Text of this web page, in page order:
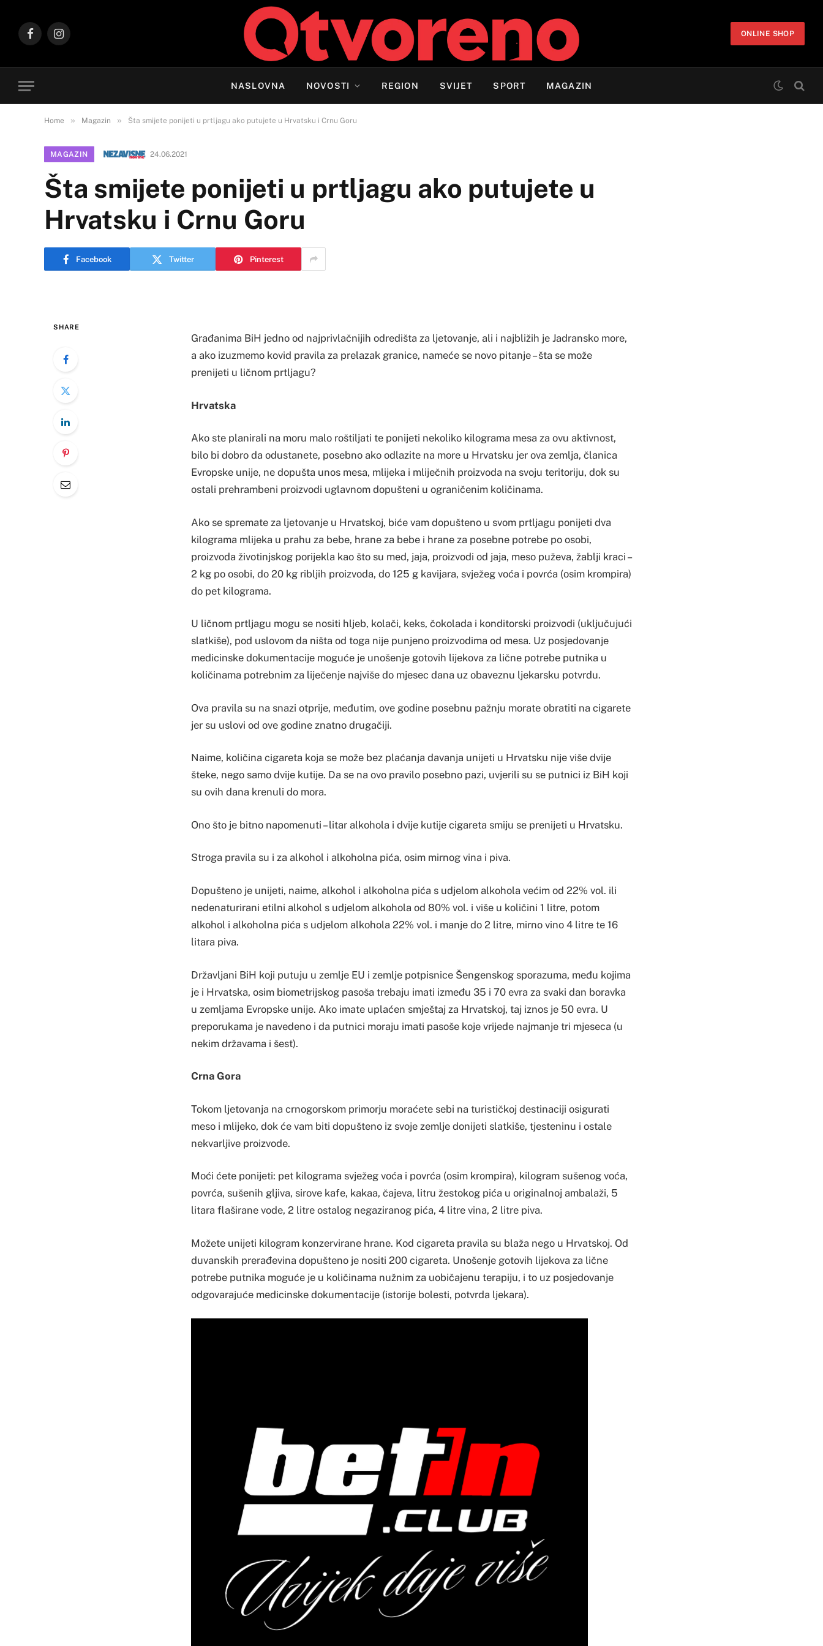
FacebookInstagram
ONLINE SHOP
NASLOVNA NOVOSTI REGION SVIJET SPORT MAGAZIN
Home » Magazin » Šta smijete ponijeti u prtljagu ako putujete u Hrvatsku i Crnu Goru
MAGAZIN 24.06.2021
Šta smijete ponijeti u prtljagu ako putujete u
Hrvatsku i Crnu Goru
Facebook Twitter Pinterest
SHARE
Građanima BiH jedno od najprivlačnijih odredišta za ljetovanje, ali i najbližih je Jadransko more,
a ako izuzmemo kovid pravila za prelazak granice, nameće se novo pitanje – šta se može
prenijeti u ličnom prtljagu?
Hrvatska
Ako ste planirali na moru malo roštiljati te ponijeti nekoliko kilograma mesa za ovu aktivnost,
bilo bi dobro da odustanete, posebno ako odlazite na more u Hrvatsku jer ova zemlja, članica
Evropske unije, ne dopušta unos mesa, mlijeka i mliječnih proizvoda na svoju teritoriju, dok su
ostali prehrambeni proizvodi uglavnom dopušteni u ograničenim količinama.
Ako se spremate za ljetovanje u Hrvatskoj, biće vam dopušteno u svom prtljagu ponijeti dva
kilograma mlijeka u prahu za bebe, hrane za bebe i hrane za posebne potrebe po osobi,
proizvoda životinjskog porijekla kao što su med, jaja, proizvodi od jaja, meso puževa, žablji kraci –
2 kg po osobi, do 20 kg ribljih proizvoda, do 125 g kavijara, svježeg voća i povrća (osim krompira)
do pet kilograma.
U ličnom prtljagu mogu se nositi hljeb, kolači, keks, čokolada i konditorski proizvodi (uključujući
slatkiše), pod uslovom da ništa od toga nije punjeno proizvodima od mesa. Uz posjedovanje
medicinske dokumentacije moguće je unošenje gotovih lijekova za lične potrebe putnika u
količinama potrebnim za liječenje najviše do mjesec dana uz obaveznu ljekarsku potvrdu.
Ova pravila su na snazi otprije, međutim, ove godine posebnu pažnju morate obratiti na cigarete
jer su uslovi od ove godine znatno drugačiji.
Naime, količina cigareta koja se može bez plaćanja davanja unijeti u Hrvatsku nije više dvije
šteke, nego samo dvije kutije. Da se na ovo pravilo posebno pazi, uvjerili su se putnici iz BiH koji
su ovih dana krenuli do mora.
Ono što je bitno napomenuti – litar alkohola i dvije kutije cigareta smiju se prenijeti u Hrvatsku.
Stroga pravila su i za alkohol i alkoholna pića, osim mirnog vina i piva.
Dopušteno je unijeti, naime, alkohol i alkoholna pića s udjelom alkohola većim od 22% vol. ili
nedenaturirani etilni alkohol s udjelom alkohola od 80% vol. i više u količini 1 litre, potom
alkohol i alkoholna pića s udjelom alkohola 22% vol. i manje do 2 litre, mirno vino 4 litre te 16
litara piva.
Državljani BiH koji putuju u zemlje EU i zemlje potpisnice Šengenskog sporazuma, među kojima
je i Hrvatska, osim biometrijskog pasoša trebaju imati između 35 i 70 evra za svaki dan boravka
u zemljama Evropske unije. Ako imate uplaćen smještaj za Hrvatskoj, taj iznos je 50 evra. U
preporukama je navedeno i da putnici moraju imati pasoše koje vrijede najmanje tri mjeseca (u
nekim državama i šest).
Crna Gora
Tokom ljetovanja na crnogorskom primorju moraćete sebi na turističkoj destinaciji osigurati
meso i mlijeko, dok će vam biti dopušteno iz svoje zemlje donijeti slatkiše, tjesteninu i ostale
nekvarljive proizvode.
Moći ćete ponijeti: pet kilograma svježeg voća i povrća (osim krompira), kilogram sušenog voća,
povrća, sušenih gljiva, sirove kafe, kakaa, čajeva, litru žestokog pića u originalnoj ambalaži, 5
litara flaširane vode, 2 litre ostalog negaziranog pića, 4 litre vina, 2 litre piva.
Možete unijeti kilogram konzervirane hrane. Kod cigareta pravila su blaža nego u Hrvatskoj. Od
duvanskih prerađevina dopušteno je nositi 200 cigareta. Unošenje gotovih lijekova za lične
potrebe putnika moguće je u količinama nužnim za uobičajenu terapiju, i to uz posjedovanje
odgovarajuće medicinske dokumentacije (istorije bolesti, potvrda ljekara).